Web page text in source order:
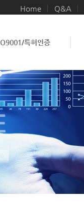
Home Q&A
특허인증